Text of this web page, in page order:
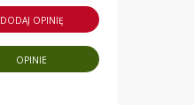
DODAJ OPINIĘ
OPINIE